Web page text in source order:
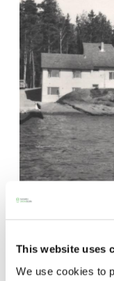
This website uses
We use cookies to
Vihdoinkin!
Lisää